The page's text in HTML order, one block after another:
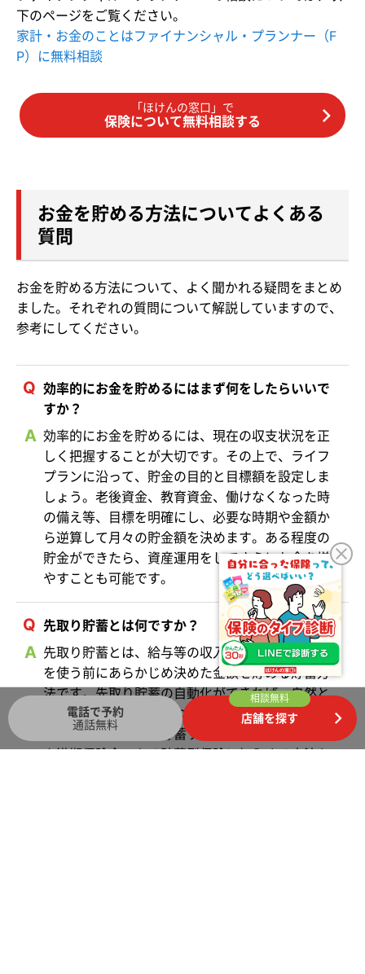
下のページをご覧ください。
家計・お金のことはファイナンシャル・プランナー（F
P）に無料相談
「ほけんの窓口」で
保険について無料相談する
お金を貯める方法についてよくある
質問
お金を貯める方法について、よく聞かれる疑問をまとめ
ました。それぞれの質問について解説していますので、
参考にしてください。
効率的にお金を貯めるにはまず何をしたらいいで
すか？
効率的にお金を貯めるには、現在の収支状況を正
しく把握することが大切です。その上で、ライフ
プランに沿って、貯金の目的と目標額を設定しま
しょう。老後資金、教育資金、働けなくなった時
の備え等、目標を明確にし、必要な時期や金額か
ら逆算して月々の貯金額を決めます。ある程度の
貯金ができたら、資産運用をしてさらにお金を増
やすことも可能です。
先取り貯蓄とは何ですか？
先取り貯蓄とは、給与等の収入があった時、お金
を使う前にあらかじめ決めた金額を貯める貯蓄方
法です。先取り貯蓄の自動化ができれば、自然と
お金が貯まる仕組みをつくることができます。口
座自動振替で先取り貯蓄する以外に、解約返戻金
や満期保険金のある貯蓄型保険に加入する方法も
電話で予約
通話無料
店舗を探す
相談無料